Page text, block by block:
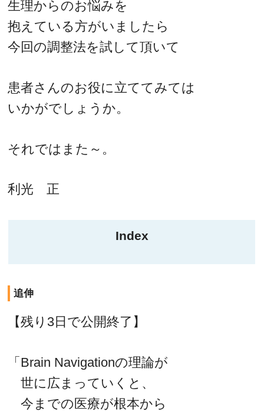
生理からのお悩みを
抱えている方がいましたら
今回の調整法を試して頂いて
患者さんのお役に立ててみては
いかがでしょうか。
それではまた～。
利光 正
Index
追伸
【残り3日で公開終了】
「Brain Navigationの理論が
世に広まっていくと、
今までの医療が根本から